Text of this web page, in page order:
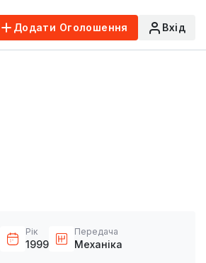
Додати Оголошення Вхід
Рік
1999
Передача
Механіка